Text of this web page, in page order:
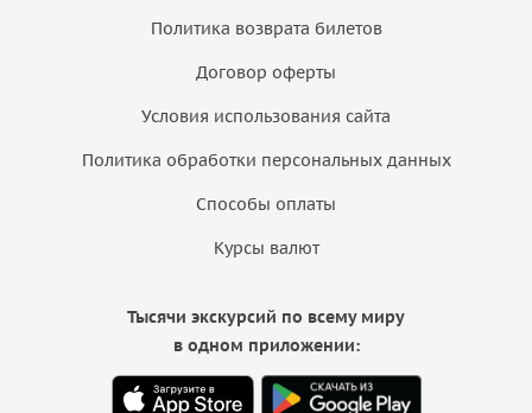
Политика возврата билетов
Договор оферты
Условия использования сайта
Политика обработки персональных данных
Способы оплаты
Курсы валют
Тысячи экскурсий по всему миру
в одном приложении: